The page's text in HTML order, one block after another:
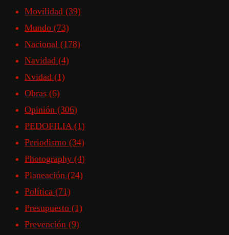
Movilidad (39)
Mundo (73)
Nacional (178)
Navidad (4)
Nvidad (1)
Obras (6)
Opinión (306)
PEDOFILIA (1)
Periodismo (34)
Photography (4)
Planeación (24)
Política (71)
Presupuesto (1)
Prevención (9)